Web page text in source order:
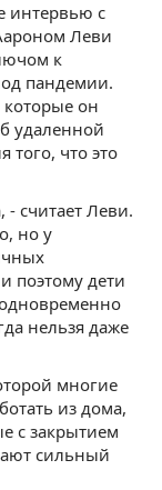
интервью с
Леви
к
пандемии.
он
удаленной
того, что это
- считает Леви.
но у
поэтому дети
нельзя даже
многие
из дома,
с закрытием
сильный